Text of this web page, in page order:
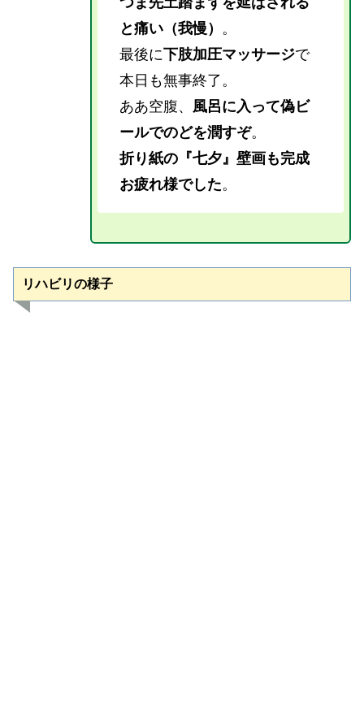
と痛い（我慢）
。
最後に下肢加圧マッサージで
本日も無事終了。
ああ空腹、
風呂に入って偽ビ
ールでのどを潤すぞ。
折り紙の『七夕』壁画も完成
お疲れ様でした。
リハビリの様子